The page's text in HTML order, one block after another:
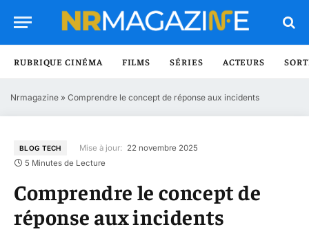
RUBRIQUE CINÉMA FILMS SÉRIES ACTEURS
Nrmagazine » Comprendre le concept de réponse aux incidents
BLOG TECH Mise à jour: 22 novembre 2025
5 Minutes de Lecture
Comprendre le concept de
réponse aux incidents